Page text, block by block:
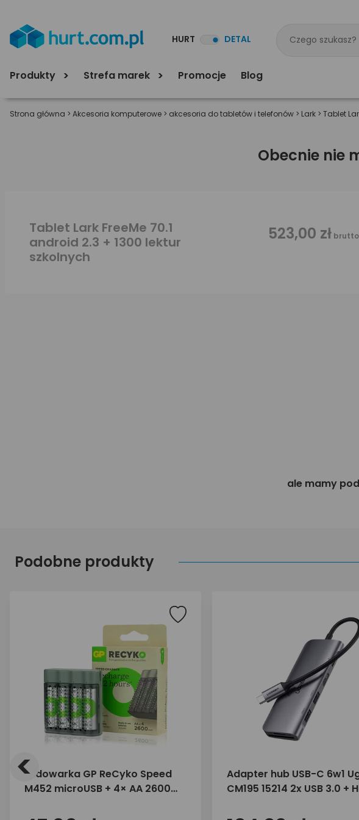
HURT DETAL
Produkty Strefa marek Promocje Blog
Strona główna > Akcesoria komputerowe > akcesoria do tabletów i telefonów > Lark > Tablet
Obecnie nie
Tablet Lark FreeMe 70.1
android 2.3 + 1300 lektur
szkolnych
523,00 zł brutto
ale mamy
Podobne produkty
Ładowarka GP ReCyko Speed
M452 microUSB + 4× AA 2600
Adapter hub USB-C 6w1
CM195 15214 2x USB 3.0 +
<